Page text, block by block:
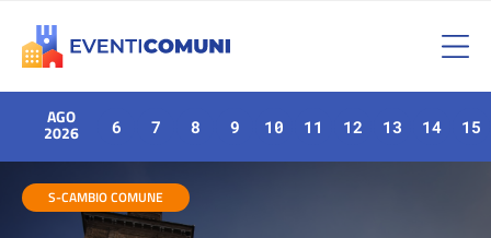
AGO
2026 6 7 8 9 10 11 12 13 14 15
S-CAMBIO COMUNE